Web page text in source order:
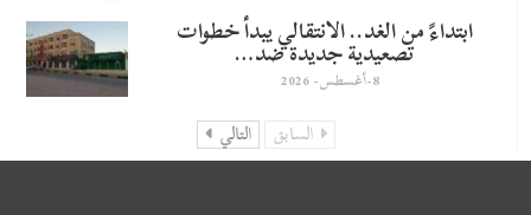
​ابتداءً من الغد.. الانتقالي يبدأ خطوات
تصعيدية جديدة ضد…
8-أغسطس- 2026
السابق التالي